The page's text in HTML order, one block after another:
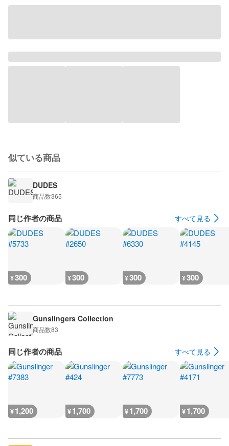
似ている商品
DUDES
商品数365
同じ作者の商品 すべて見る
¥300 ¥300 ¥300 ¥300
Gunslingers Collection
商品数83
同じ作者の商品 すべて見る
¥1,200 ¥1,700 ¥1,700 ¥1,700